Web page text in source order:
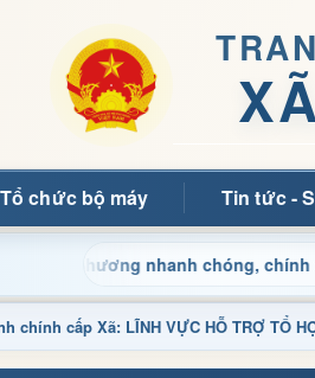
Tổ chức bộ máy Tin tức -
nhanh chóng, chính xác
chính cấp Xã: LĨNH VỰC HỖ TRỢ TỔ